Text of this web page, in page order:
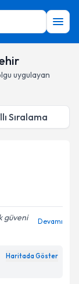
uygulayan
Sıralama
güveni
Devamı
Haritada Göster